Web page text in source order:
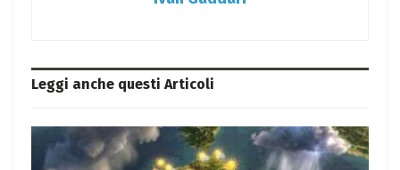
Leggi anche questi Articoli